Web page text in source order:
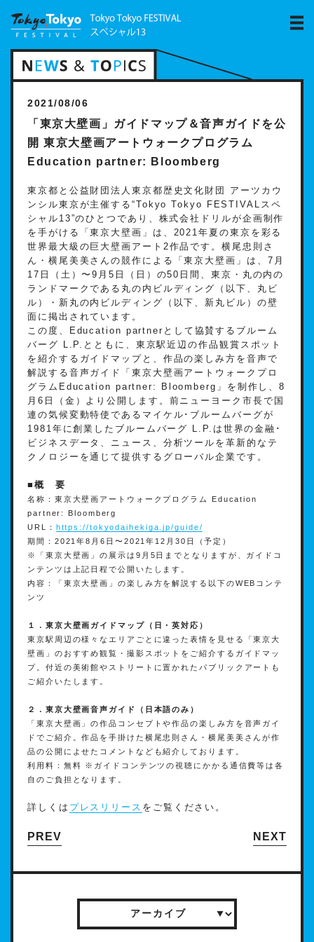
2021/08/06
「東京⼤壁画」ガイドマップ＆⾳声ガイドを公
開 東京⼤壁画アートウォークプログラム
Education partner: Bloomberg
東京都と公益財団法⼈東京都歴史⽂化財団 アーツカウ
ンシル東京が主催する“Tokyo Tokyo FESTIVALスペ
シャル13”のひとつであり、株式会社ドリルが企画制作
を⼿がける「東京⼤壁画」は、2021年夏の東京を彩る
世界最⼤級の巨⼤壁画アート2作品です。横尾忠則さ
ん・横尾美美さんの競作による「東京⼤壁画」は、7⽉
17⽇（⼟）〜9⽉5⽇（⽇）の50⽇間、東京・丸の内の
ランドマークである丸の内ビルディング（以下、丸ビ
ル）・新丸の内ビルディング（以下、新丸ビル）の壁
⾯に掲出されています。
この度、Education partnerとして協賛するブルーム
バーグ L.P.とともに、東京駅近辺の作品観賞スポット
を紹介するガイドマップと、作品の楽しみ⽅を⾳声で
解説する⾳声ガイド「東京⼤壁画アートウォークプロ
グラムEducation partner: Bloomberg」を制作し、8
⽉6⽇（⾦）より公開します。前ニューヨーク市⻑で国
連の気候変動特使であるマイケル･ブルームバーグが
1981年に創業したブルームバーグ L.P.は世界の⾦融･
ビジネスデータ、ニュース、分析ツールを⾰新的なテ
クノロジーを通じて提供するグローバル企業です。
■概 要
名称：東京⼤壁画アートウォークプログラム Education
partner: Bloomberg
URL： https://tokyodaihekiga.jp/guide/
期間：2021年8⽉6⽇〜2021年12⽉30⽇（予定）
※「東京⼤壁画」の展⽰は9⽉5⽇までとなりますが、ガイドコ
ンテンツは上記⽇程で公開いたします。
内容：「東京⼤壁画」の楽しみ⽅を解説する以下のWEBコンテ
ンツ
１．東京⼤壁画ガイドマップ（⽇・英対応）
東京駅周辺の様々なエリアごとに違った表情を⾒せる「東京⼤
壁画」のおすすめ観覧・撮影スポットをご紹介するガイドマッ
プ。付近の美術館やストリートに置かれたパブリックアートも
ご紹介いたします。
２．東京⼤壁画⾳声ガイド（⽇本語のみ）
「東京⼤壁画」の作品コンセプトや作品の楽しみ⽅を⾳声ガイ
ドでご紹介。作品を⼿掛けた横尾忠則さん・横尾美美さんが作
品の公開によせたコメントなども紹介しております。
利⽤料：無料 ※ガイドコンテンツの視聴にかかる通信費等は各
⾃のご負担となります。
詳しくは プレスリリース をご覧ください。
PREV NEXT